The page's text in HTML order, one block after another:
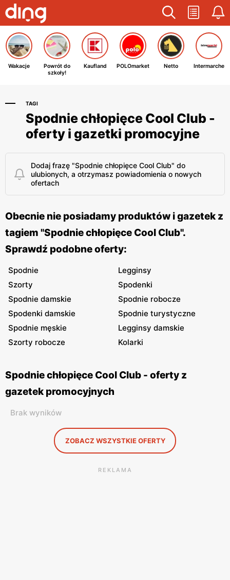
Wakacje
Powrót do
szkoły!
Kaufland POLOmarket Netto Intermarche
TAGI
Spodnie chłopięce Cool Club -
oferty i gazetki promocyjne
Dodaj frazę "Spodnie chłopięce Cool Club" do
ulubionych, a otrzymasz powiadomienia o nowych
ofertach
Obecnie nie posiadamy produktów i gazetek z
tagiem "Spodnie chłopięce Cool Club".
Sprawdź podobne oferty:
Spodnie
Legginsy
Szorty
Spodenki
Spodnie damskie
Spodnie robocze
Spodenki damskie
Spodnie turystyczne
Spodnie męskie
Legginsy damskie
Szorty robocze
Kolarki
Spodnie chłopięce Cool Club - oferty z
gazetek promocyjnych
Brak wyników
ZOBACZ WSZYSTKIE OFERTY
REKLAMA